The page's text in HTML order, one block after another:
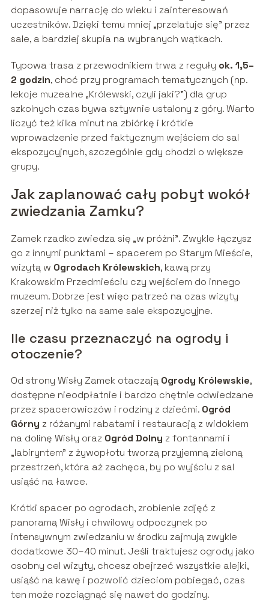
dopasowuje narrację do wieku i zainteresowań
uczestników. Dzięki temu mniej „przelatuje się” przez
sale, a bardziej skupia na wybranych wątkach.
Typowa trasa z przewodnikiem trwa z reguły ok. 1,5–
2 godzin, choć przy programach tematycznych (np.
lekcje muzealne „Królewski, czyli jaki?”) dla grup
szkolnych czas bywa sztywnie ustalony z góry. Warto
liczyć też kilka minut na zbiórkę i krótkie
wprowadzenie przed faktycznym wejściem do sal
ekspozycyjnych, szczególnie gdy chodzi o większe
grupy.
Jak zaplanować cały pobyt wokół
zwiedzania Zamku?
Zamek rzadko zwiedza się „w próżni”. Zwykle łączysz
go z innymi punktami – spacerem po Starym Mieście,
wizytą w Ogrodach Królewskich, kawą przy
Krakowskim Przedmieściu czy wejściem do innego
muzeum. Dobrze jest więc patrzeć na czas wizyty
szerzej niż tylko na same sale ekspozycyjne.
Ile czasu przeznaczyć na ogrody i
otoczenie?
Od strony Wisły Zamek otaczają Ogrody Królewskie,
dostępne nieodpłatnie i bardzo chętnie odwiedzane
przez spacerowiczów i rodziny z dziećmi. Ogród
Górny z różanymi rabatami i restauracją z widokiem
na dolinę Wisły oraz Ogród Dolny z fontannami i
„labiryntem” z żywopłotu tworzą przyjemną zieloną
przestrzeń, która aż zachęca, by po wyjściu z sal
usiąść na ławce.
Krótki spacer po ogrodach, zrobienie zdjęć z
panoramą Wisły i chwilowy odpoczynek po
intensywnym zwiedzaniu w środku zajmują zwykle
dodatkowe 30–40 minut. Jeśli traktujesz ogrody jako
osobny cel wizyty, chcesz obejrzeć wszystkie alejki,
usiąść na kawę i pozwolić dzieciom pobiegać, czas
ten może rozciągnąć się nawet do godziny.